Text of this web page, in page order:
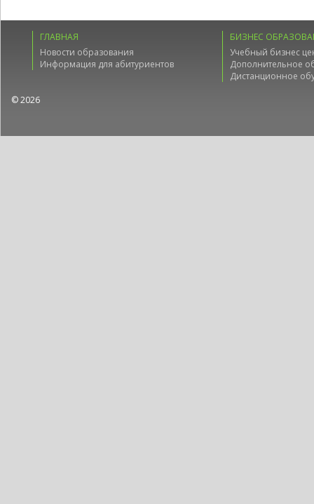
ГЛАВНАЯ
Новости образования
Информация для абитуриентов
БИЗНЕС
Учебный бизнес
Дополнительное
Дистанционное
© 2026